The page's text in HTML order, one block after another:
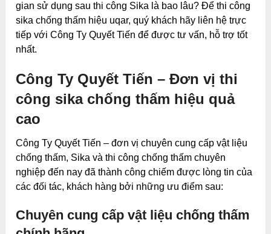
gian sử dụng sau thi công Sika là bao lâu? Để thi công
sika chống thấm hiệu uqar, quý khách hãy liên hệ trực
tiếp với Công Ty Quyết Tiến để được tư vấn, hỗ trợ tốt
nhất.
Công Ty Quyết Tiến – Đơn vị thi
công sika chống thấm hiệu quả
cao
Công Ty Quyết Tiến – đơn vị chuyên cung cấp vật liệu
chống thấm, Sika và thi công chống thấm chuyên
nghiệp đến nay đã thành công chiếm được lòng tin của
các đối tác, khách hàng bởi những ưu điểm sau:
Chuyên cung cấp vật liệu chống thấm